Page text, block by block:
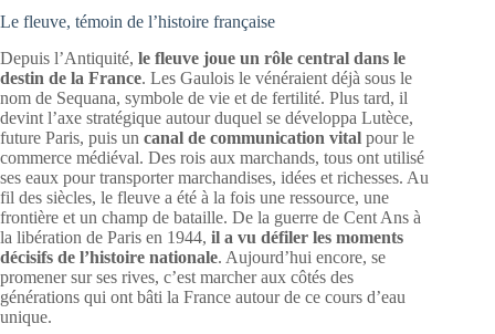
Le fleuve, témoin de l’histoire française
Depuis l’Antiquité, le fleuve joue un rôle central dans le
destin de la France. Les Gaulois le vénéraient déjà sous le
nom de Sequana, symbole de vie et de fertilité. Plus tard, il
devint l’axe stratégique autour duquel se développa Lutèce,
future Paris, puis un canal de communication vital pour le
commerce médiéval. Des rois aux marchands, tous ont utilisé
ses eaux pour transporter marchandises, idées et richesses. Au
fil des siècles, le fleuve a été à la fois une ressource, une
frontière et un champ de bataille. De la guerre de Cent Ans à
la libération de Paris en 1944, il a vu défiler les moments
décisifs de l’histoire nationale. Aujourd’hui encore, se
promener sur ses rives, c’est marcher aux côtés des
générations qui ont bâti la France autour de ce cours d’eau
unique.